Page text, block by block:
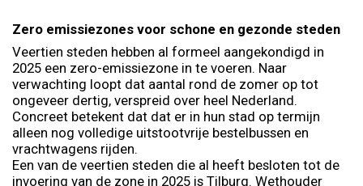
Zero emissiezones voor schone en gezonde steden
Veertien steden hebben al formeel aangekondigd in
2025 een zero-emissiezone in te voeren. Naar
verwachting loopt dat aantal rond de zomer op tot
ongeveer dertig, verspreid over heel Nederland.
Concreet betekent dat dat er in hun stad op termijn
alleen nog volledige uitstootvrije bestelbussen en
vrachtwagens rijden.
Een van de veertien steden die al heeft besloten tot de
invoering van de zone in 2025 is Tilburg. Wethouder